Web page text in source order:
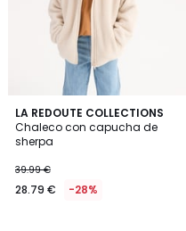
LA REDOUTE COLLECTIONS
Chaleco con capucha de
sherpa
39.99 €
28.79 € -28%
5
/
5
3
Colores